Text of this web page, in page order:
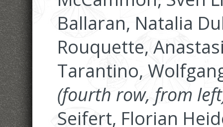
Ballaran, Natalia
Rouquette,
Tarantino,
(fourth row, from
Seifert, Florian